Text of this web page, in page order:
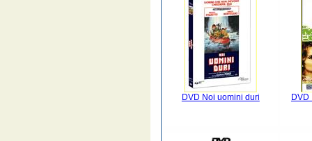
DVD Noi uomini duri DVD